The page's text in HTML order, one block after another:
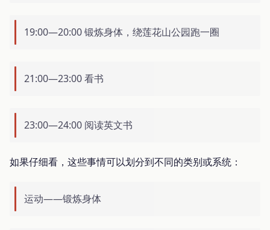
19:00—20:00 锻炼身体，绕莲花山公园跑一圈
21:00—23:00 看书
23:00—24:00 阅读英文书
如果仔细看，这些事情可以划分到不同的类别或系统：
运动——锻炼身体